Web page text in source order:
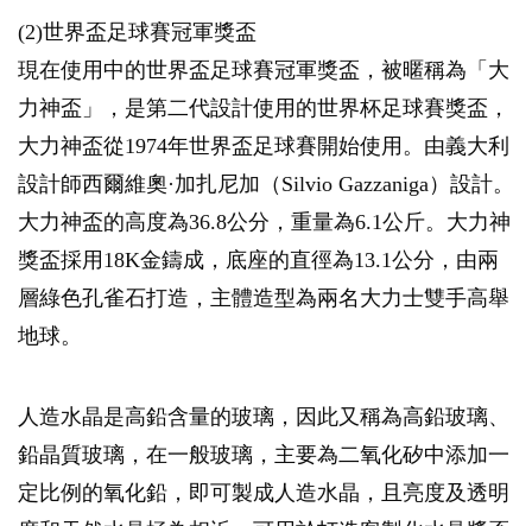
(2)世界盃足球賽冠軍獎盃
現在使用中的世界盃足球賽冠軍獎盃，被暱稱為「大
力神盃」，是第二代設計使用的世界杯足球賽獎盃，
大力神盃從1974年世界盃足球賽開始使用。由義大利
設計師西爾維奧·加扎尼加（Silvio Gazzaniga）設計。
大力神盃的高度為36.8公分，重量為6.1公斤。大力神
獎盃採用18K金鑄成，底座的直徑為13.1公分，由兩
層綠色孔雀石打造，主體造型為兩名大力士雙手高舉
地球。
人造水晶是高鉛含量的玻璃，因此又稱為高鉛玻璃、
鉛晶質玻璃，在一般玻璃，主要為二氧化矽中添加一
定比例的氧化鉛，即可製成人造水晶，且亮度及透明